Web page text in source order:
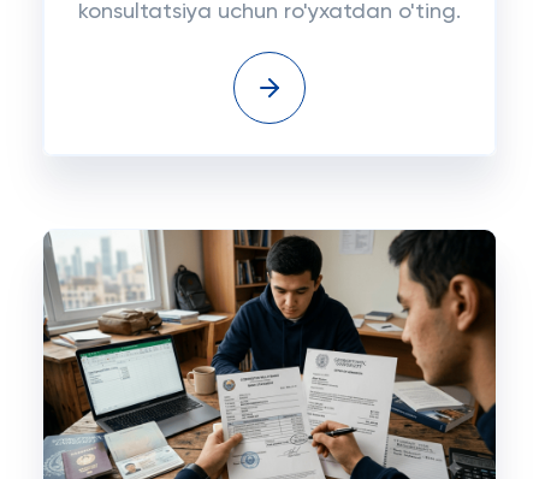
konsultatsiya uchun ro'yxatdan o'ting.